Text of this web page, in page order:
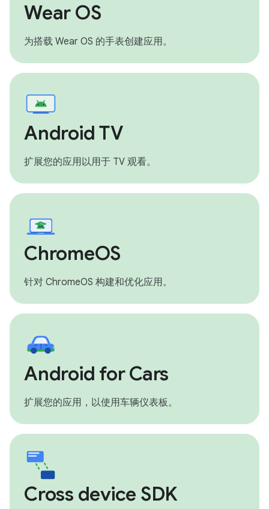
Wear OS
为搭载 Wear OS 的手表创建应用。
Android TV
扩展您的应用以用于 TV 观看。
ChromeOS
针对 ChromeOS 构建和优化应用。
Android for Cars
扩展您的应用，以使用车辆仪表板。
Cross device SDK